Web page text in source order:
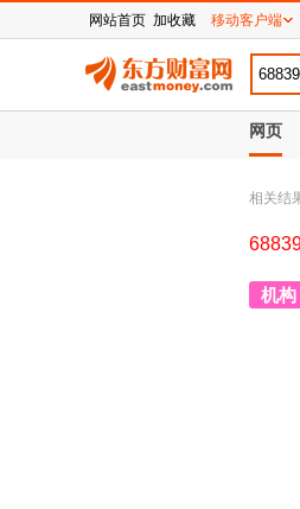
网页
相关结
机构
网站首页 加收藏 移动客户端